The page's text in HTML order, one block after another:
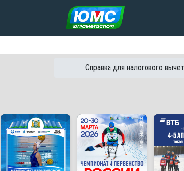
Перейти к содержанию
Справка для налогового